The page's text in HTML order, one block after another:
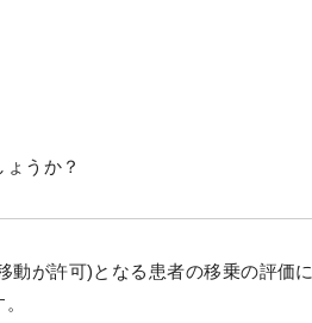
うか？
が許可)となる患者の移乗の評価に